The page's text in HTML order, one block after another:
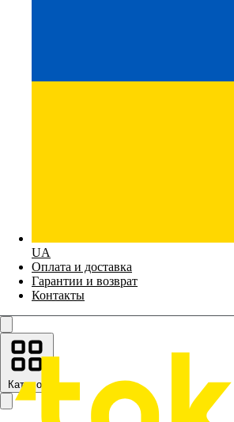
UA
Оплата и доставка
Гарантии и возврат
Контакты
Каталог